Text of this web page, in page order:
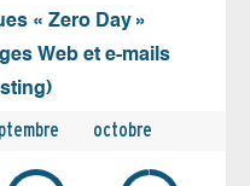
« Zero Day »
Web et e-mails
octobre